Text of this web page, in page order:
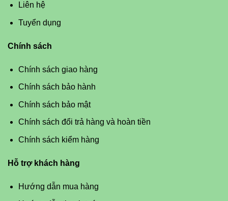
Liên hệ
Tuyển dụng
Chính sách
Chính sách giao hàng
Chính sách bảo hành
Chính sách bảo mật
Chính sách đổi trả hàng và hoàn tiền
Chính sách kiểm hàng
Hỗ trợ khách hàng
Hướng dẫn mua hàng